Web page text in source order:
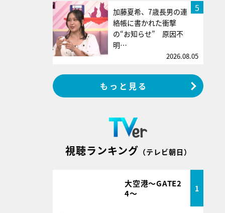
5
加藤夏希、7歳長男の連
絡帳に書かれた衝撃
の“お知らせ” 原因不
明…
2026.08.05
もっと見る
視聴ランキング （テレビ朝日）
大空港～GATE2
4～
1